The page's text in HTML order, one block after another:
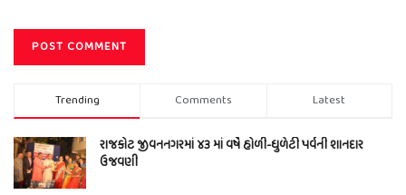
Trending Comments Latest
રાજકોટ જીવનનગરમાં ૪૩ માં વર્ષે હોળી-ધુળેટી પર્વની શાનદાર
ઉજવણી